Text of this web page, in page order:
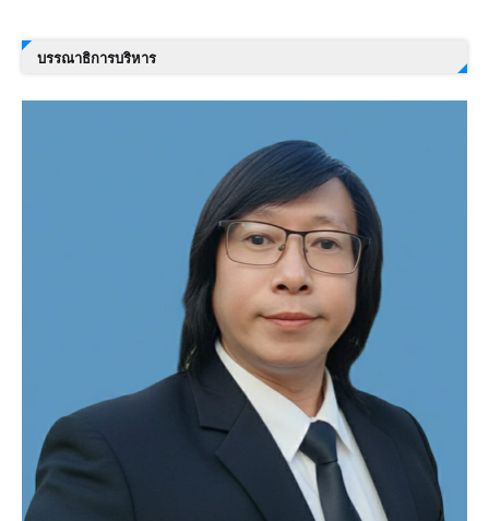
บรรณาธิการบริหาร